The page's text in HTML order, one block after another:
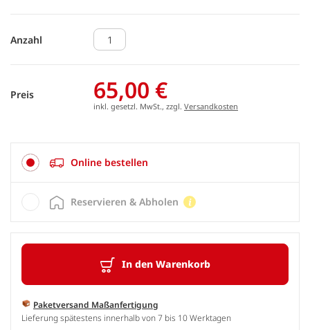
Anzahl
Preis 65,00 €
inkl. gesetzl. MwSt., zzgl. Versandkosten
Online bestellen
In den Warenkorb
Paketversand Maßanfertigung
Lieferung spätestens innerhalb von 7 bis 10 Werktagen
Reservieren & Abholen